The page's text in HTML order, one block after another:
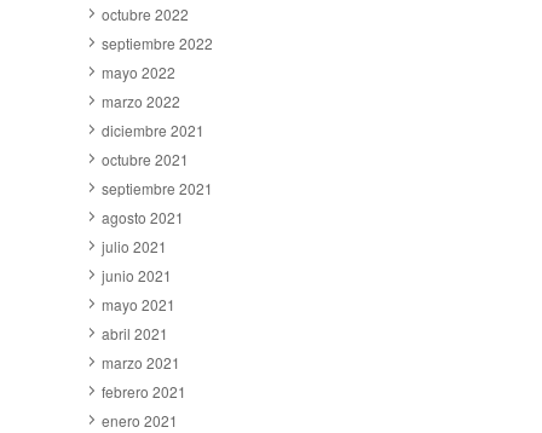
octubre 2022
septiembre 2022
mayo 2022
marzo 2022
diciembre 2021
octubre 2021
septiembre 2021
agosto 2021
julio 2021
junio 2021
mayo 2021
abril 2021
marzo 2021
febrero 2021
enero 2021